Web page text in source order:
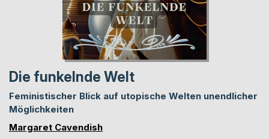
Die funkelnde Welt
Feministischer Blick auf utopische Welten unendlicher
Möglichkeiten
Margaret Cavendish